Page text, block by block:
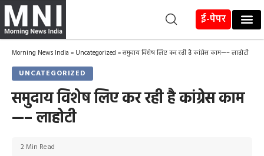
ई-पेपर
Morning News India » Uncategorized »समुदाय विशेष लिए कर रही है कांग्रेस काम—– लाहोटी
UNCATEGORIZED
समुदाय विशेष लिए कर रही है कांग्रेस काम
—– लाहोटी
2 Min Read